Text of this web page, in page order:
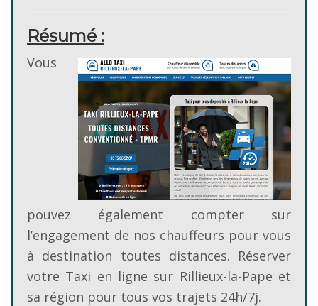
Résumé :
Vous
pouvez également compter sur
l’engagement de nos chauffeurs pour vous
à destination toutes distances. Réserver
votre Taxi en ligne sur Rillieux-la-Pape et
sa région pour tous vos trajets 24h/7j.